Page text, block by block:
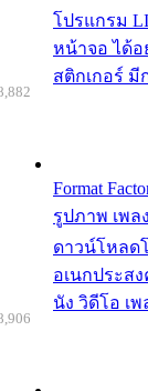
โปรแกรม
หน้าจอ ได้อ
สติกเกอร์ มี
Format
รูปภาพ เพล
ดาวน์โหลด
อเนกประส
นัง วิดีโอ เพ